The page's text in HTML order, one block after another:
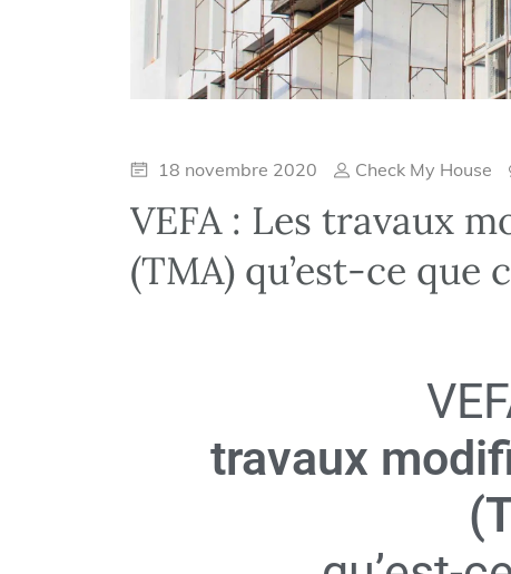
18 novembre 2020 Check My House
VEFA : Les travaux
(TMA) qu’est-ce que
travaux